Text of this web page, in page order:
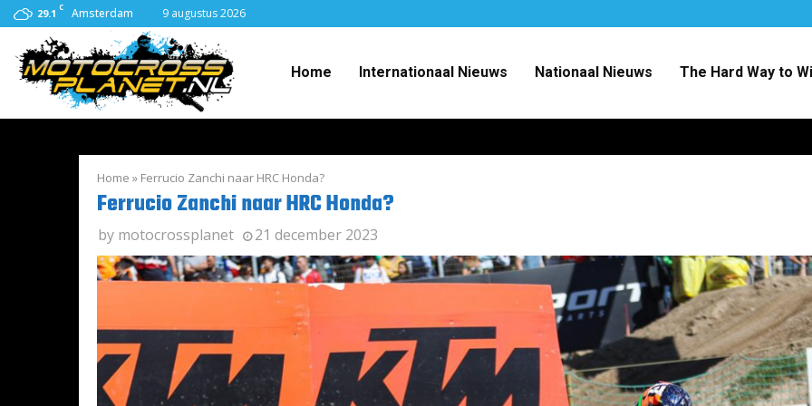
29.1 C Amsterdam 9 augustus 2026
Home Internationaal Nieuws Nationaal Nieuws The Hard Way to
Home » Ferrucio Zanchi naar HRC Honda?
Ferrucio Zanchi naar HRC Honda?
by motocrossplanet 21 december 2023